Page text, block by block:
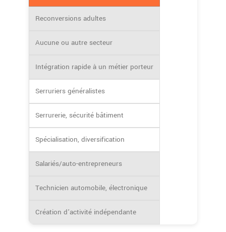
Reconversions adultes
Aucune ou autre secteur
Intégration rapide à un métier porteur
Serruriers généralistes
Serrurerie, sécurité bâtiment
Spécialisation, diversification
Salariés/auto-entrepreneurs
Technicien automobile, électronique
Création d’activité indépendante